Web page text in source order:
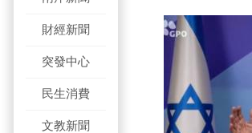
財經新聞
突發中心
民生消費
文教新聞